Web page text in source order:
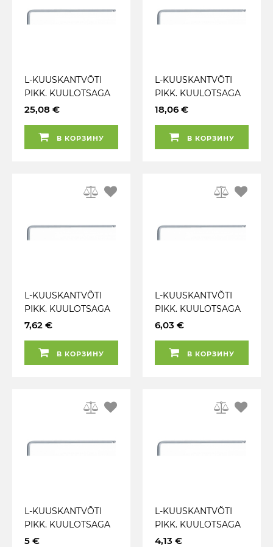
L-KUUSKANTVÕTI
PIKK. KUULOTSAGA
17MM KS TOOLS
25,08 €
В КОРЗИНУ
L-KUUSKANTVÕTI
PIKK. KUULOTSAGA
14MM KS TOOLS
18,06 €
В КОРЗИНУ
L-KUUSKANTVÕTI
PIKK. KUULOTSAGA
10MM KS TOOLS
7,62 €
В КОРЗИНУ
L-KUUSKANTVÕTI
PIKK. KUULOTSAGA
8MM KS TOOLS
6,03 €
В КОРЗИНУ
L-KUUSKANTVÕTI
PIKK. KUULOTSAGA
7MM KS TOOLS
5 €
L-KUUSKANTVÕTI
PIKK. KUULOTSAGA
6MM KS TOOLS
4,13 €